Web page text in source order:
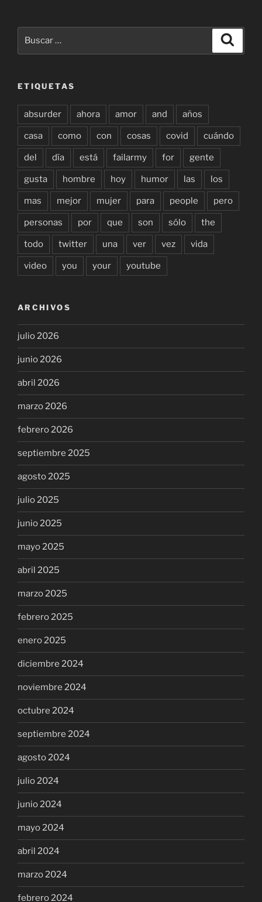
ETIQUETAS
absurder ahora amor and años
casa como con cosas covid cuándo
del día está failarmy for gente
gusta hombre hoy humor las los
mas mejor mujer para people pero
personas por que son sólo the
todo twitter una ver vez vida
video you your youtube
ARCHIVOS
julio 2026
junio 2026
abril 2026
marzo 2026
febrero 2026
septiembre 2025
agosto 2025
julio 2025
junio 2025
mayo 2025
abril 2025
marzo 2025
febrero 2025
enero 2025
diciembre 2024
noviembre 2024
octubre 2024
septiembre 2024
agosto 2024
julio 2024
junio 2024
mayo 2024
abril 2024
marzo 2024
febrero 2024